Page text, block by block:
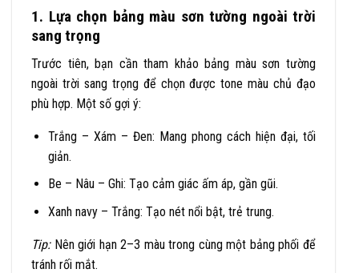
1. Lựa chọn bảng màu sơn tường ngoài trời
sang trọng
Trước tiên, bạn cần tham khảobảng màu sơn tường
ngoài trời sang trọngđể chọn được tone màu chủ đạo
phù hợp. Một số gợi ý:
Trắng – Xám – Đen: Mang phong cách hiện đại, tối
giản.
Be – Nâu – Ghi: Tạo cảm giác ấm áp, gần gũi.
Xanh navy – Trắng: Tạo nét nổi bật, trẻ trung.
Tip:Nên giới hạn 2–3 màu trong cùng một bảng phối để
tránh rối mắt.